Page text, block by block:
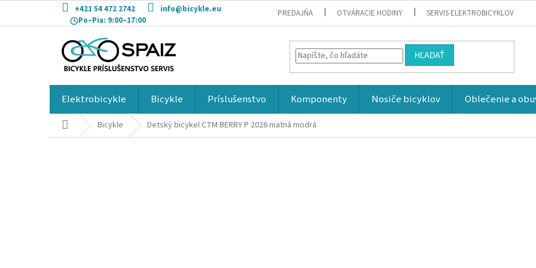
obsah
+421 54 472 2742
info@bicykle.eu
Po–Pia: 9:00–17:00
PREDAJŇA OTVÁRACIE HODINY SERVIS ELEKTROBICYKLOV
HĽADAŤ
Elektrobicykle Bicykle Príslušenstvo Komponenty Nosiče bicyklov Oblečenie a
DomovBicykle Detský bicykel CTM BERRY P 2026matná modrá